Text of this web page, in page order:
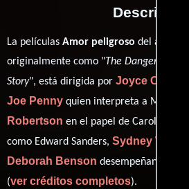
Descripción
La películas Amor peligroso del año
originalmente como "The Danger of
Story", está dirigida por Joyce Chopra
Joe Penny quien interpreta a Michael
Robertson en el papel de Carolyn
como Edward Sanders, Sydney Walsh
Deborah Benson desempeñando el
(ver créditos completos).